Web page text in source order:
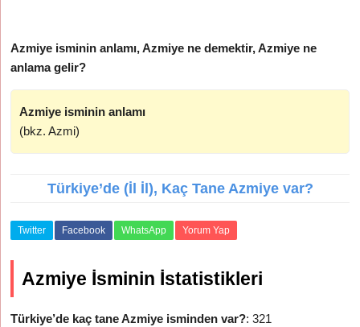
Azmiye isminin anlamı, Azmiye ne demektir, Azmiye ne
anlama gelir?
Azmiye isminin anlamı
(bkz. Azmi)
Türkiye’de (İl İl), Kaç Tane Azmiye var?
Twitter Facebook WhatsApp Yorum Yap
Azmiye İsminin İstatistikleri
Türkiye’de kaç tane Azmiye isminden var?: 321